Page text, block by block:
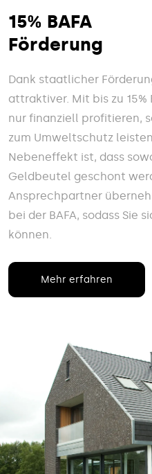
15% BAFA
Förderung
Dank staatlicher
attraktiver. Mit bis zu 15%
nur finanziell profitieren,
zum Umweltschutz
Nebeneffekt ist, dass
Geldbeutel geschont
Ansprechpartner
bei der BAFA, sodass Sie
können.
Mehr erfahren